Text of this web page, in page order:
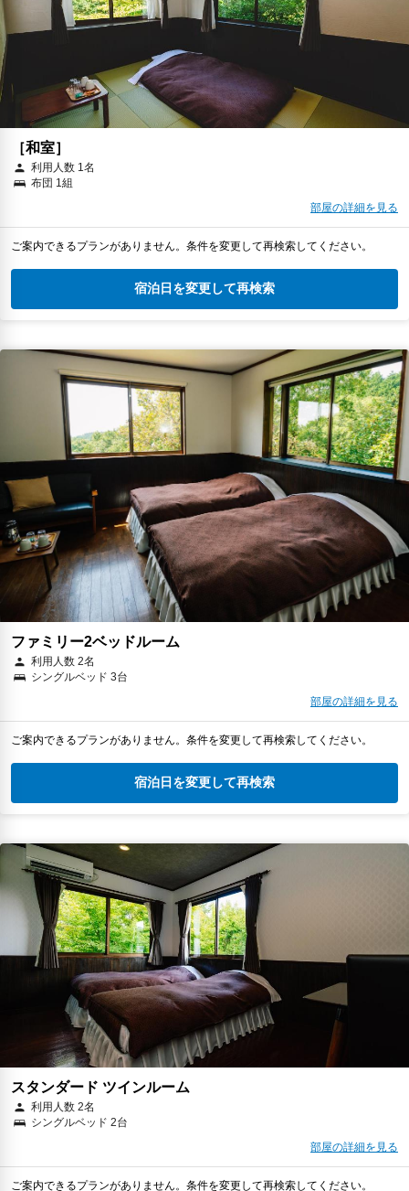
［和室］
利用人数 1名
布団 1組
部屋の詳細を見る
ご案内できるプランがありません。条件を変更して再検索してください。
宿泊日を変更して再検索
ファミリー2ベッドルーム
利用人数 2名
シングルベッド 3台
部屋の詳細を見る
ご案内できるプランがありません。条件を変更して再検索してください。
宿泊日を変更して再検索
スタンダード ツインルーム
利用人数 2名
シングルベッド 2台
部屋の詳細を見る
ご案内できるプランがありません。条件を変更して再検索してください。